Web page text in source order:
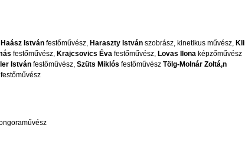
Haász István festőművész, Haraszty István szobrász, kinetikus művész,
festőművész, Krajcsovics Éva festőművész, Lovas Ilona képzőművész
István festőművész,Szüts Miklós festőművészTölg-Molnár Zoltá,n
festőművész